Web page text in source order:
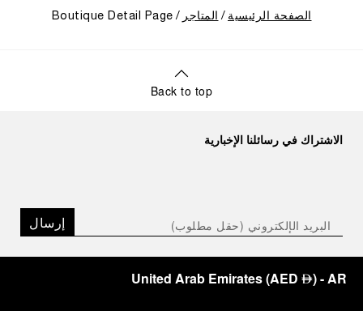
الصفحة الرئيسية المتاجر Boutique Detail Page
Back to top
الاشتراك في رسائلنا الإخبارية
إرسال
United Arab Emirates(AED ⃃)- AR